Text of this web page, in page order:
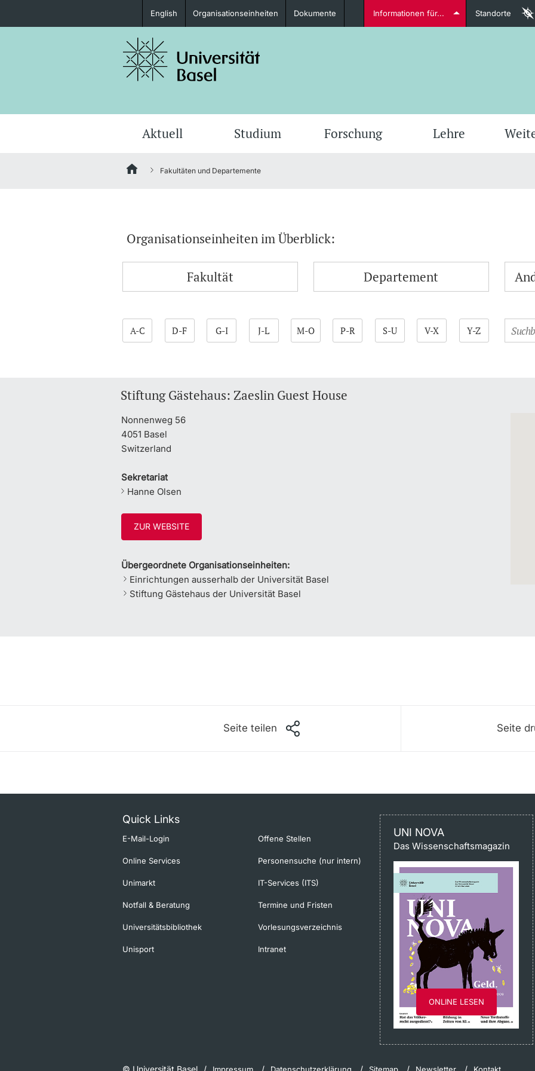
Studieninteressierte
Fördernde & Alumni
English Organisationseinheiten Dokumente Informationen für... Standorte
Aktuell Studium Forschung Lehre
Fakultäten und Departemente
Organisationseinheiten im Überblick:
Fakultät Departement
A-C D-F G-I J-L M-O P-R S-U V-X Y-Z
Stiftung Gästehaus: Zaeslin Guest House
Nonnenweg 56
4051 Basel
Switzerland
Sekretariat
Hanne Olsen
ZUR WEBSITE
Übergeordnete Organisationseinheiten:
Einrichtungen ausserhalb der Universität Basel
Stiftung Gästehaus der Universität Basel
Seite teilen Seite
Quick Links
E-Mail-Login Offene Stellen
Online Services Personensuche (nur intern)
Unimarkt IT-Services (ITS)
Notfall & Beratung Termine und Fristen
Universitätsbibliothek Vorlesungsverzeichnis
Unisport Intranet
UNI NOVA
Das Wissenschaftsmagazin
ONLINE LESEN